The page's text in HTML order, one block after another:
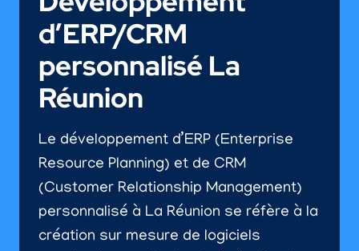
d’ERP/CRM
personnalisé La
Réunion
Le développement d’ERP (Enterprise
Resource Planning) et de CRM
(Customer Relationship Management)
personnalisé à La Réunion se réfère à la
création sur mesure de logiciels